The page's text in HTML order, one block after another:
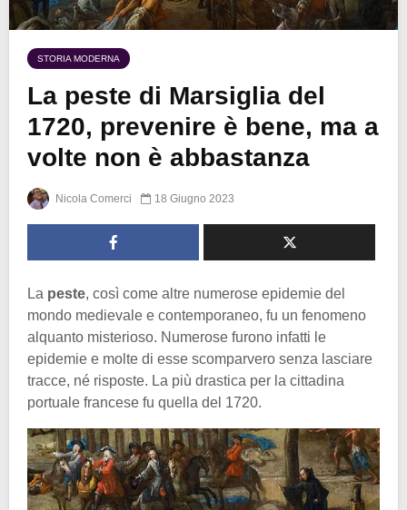
STORIA MODERNA
La peste di Marsiglia del
1720, prevenire è bene, ma a
volte non è abbastanza
Nicola Comerci 18 Giugno 2023
La peste, così come altre numerose epidemie del
mondo medievale e contemporaneo, fu un fenomeno
alquanto misterioso. Numerose furono infatti le
epidemie e molte di esse scomparvero senza lasciare
tracce, né risposte. La più drastica per la cittadina
portuale francese fu quella del 1720.